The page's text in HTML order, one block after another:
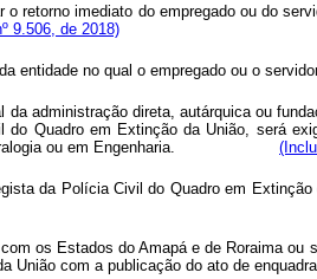
retorno imediato do empregado ou do
9.506, de 2018)
ou da entidade no qual o empregado
administração direta, autárquica ou
Quadro em Extinção da União, será
Mineralogia ou em Engenharia.
da Polícia Civil do Quadro em
os Estados do Amapá e de Roraima
União com a publicação do ato de